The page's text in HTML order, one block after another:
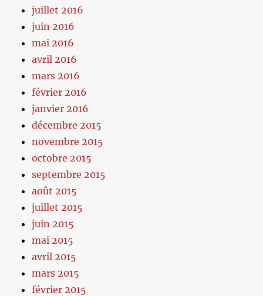
juillet 2016
juin 2016
mai 2016
avril 2016
mars 2016
février 2016
janvier 2016
décembre 2015
novembre 2015
octobre 2015
septembre 2015
août 2015
juillet 2015
juin 2015
mai 2015
avril 2015
mars 2015
février 2015